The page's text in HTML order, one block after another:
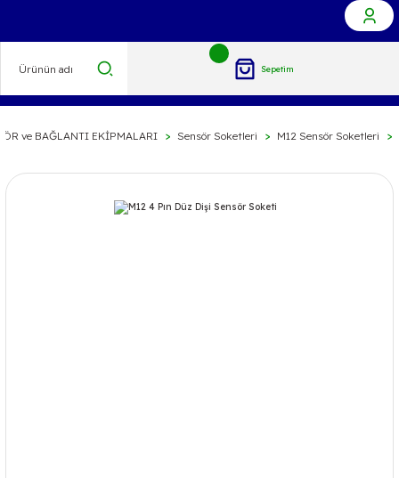
Sepetim
ve BAĞLANTI EKİPMALARI Sensör Soketleri M12 Sensör Soketleri